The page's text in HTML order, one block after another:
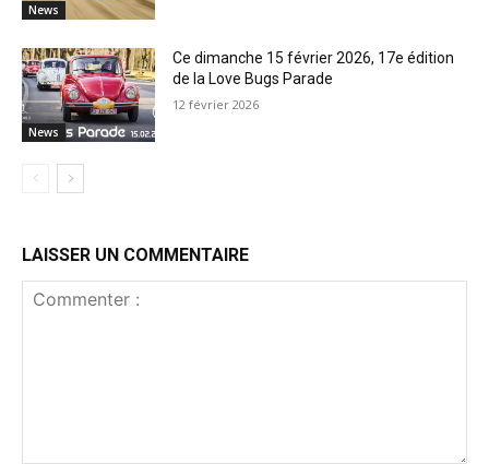
News
News
Ce dimanche 15 février 2026, 17e édition
de la Love Bugs Parade
12 février 2026
LAISSER UN COMMENTAIRE